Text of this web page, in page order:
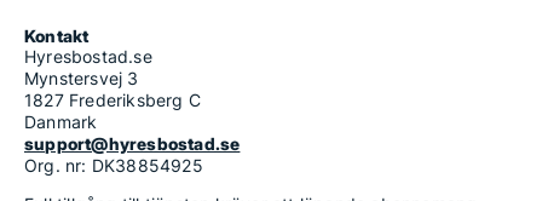
Kontakt
Hyresbostad.se
Mynstersvej 3
1827 Frederiksberg C
Danmark
support@hyresbostad.se
Org. nr: DK38854925